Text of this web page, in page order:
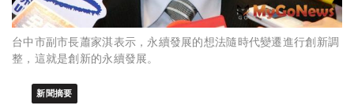
台中市副市長蕭家淇表示，永續發展的想法隨時代變遷進行創新調
整，這就是創新的永續發展。
新聞摘要